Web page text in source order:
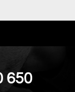
650